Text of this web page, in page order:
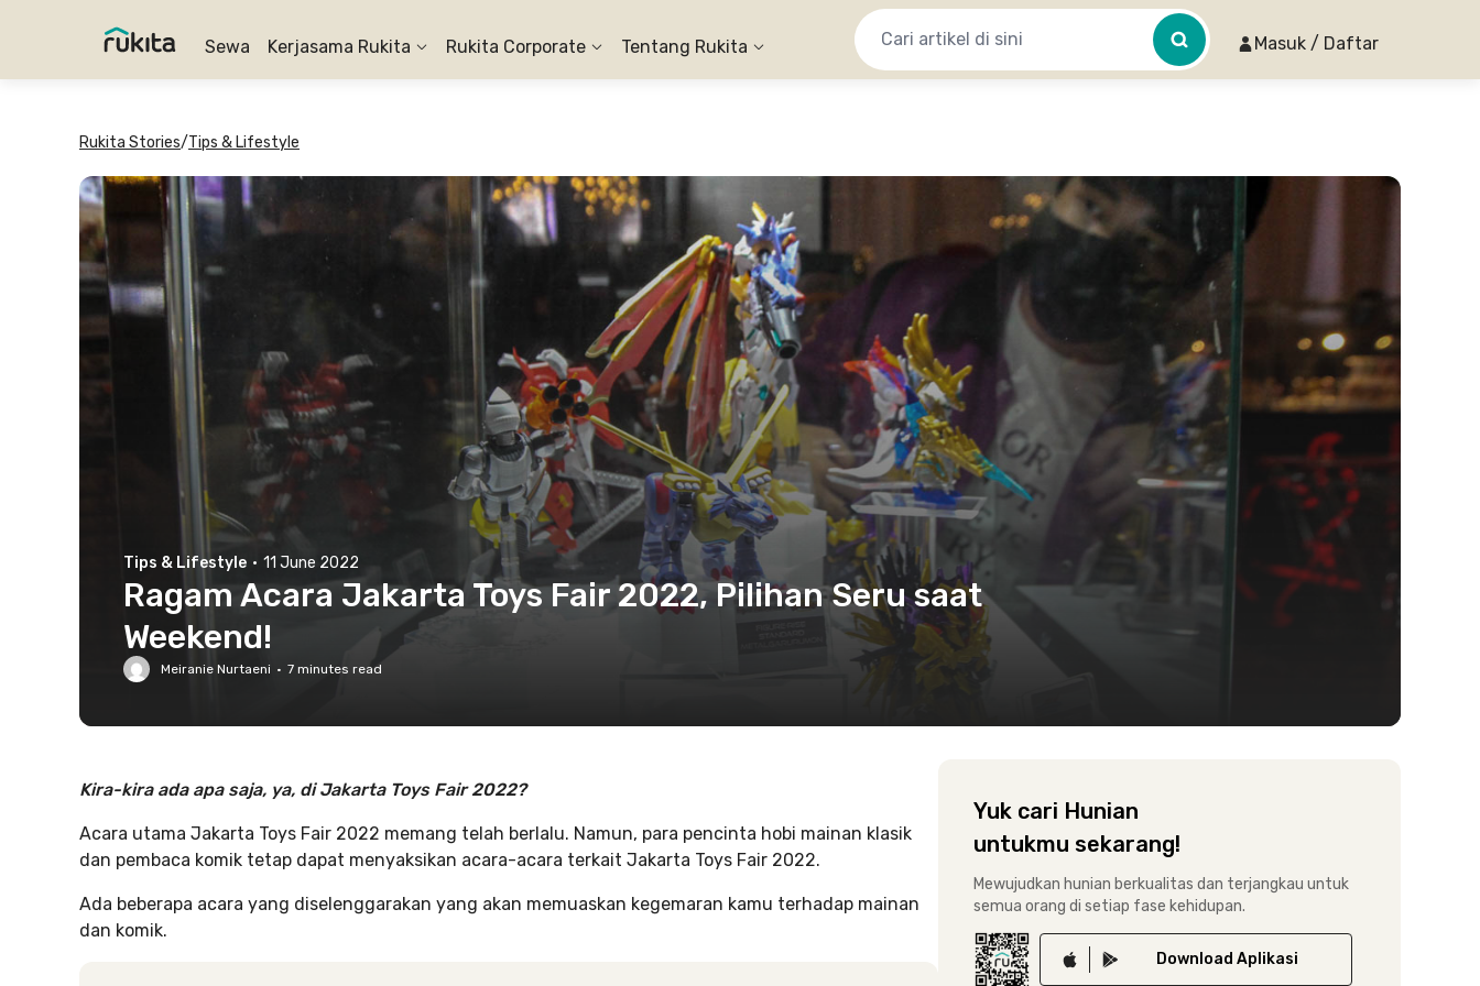
Sewa Kerjasama Rukita Rukita Corporate Tentang Rukita Masuk / Daftar
Rukita Stories/Tips & Lifestyle
Tips & Lifestyle · 11 June 2022
Ragam Acara Jakarta Toys Fair 2022, Pilihan Seru saat
Weekend!
Meiranie Nurtaeni · 7 minutes read
Kira-kira ada apa saja, ya, di Jakarta Toys Fair 2022?
Acara utama Jakarta Toys Fair 2022 memang telah berlalu. Namun, para pencinta hobi mainan klasik
dan pembaca komik tetap dapat menyaksikan acara-acara terkait Jakarta Toys Fair 2022.
Ada beberapa acara yang diselenggarakan yang akan memuaskan kegemaran kamu terhadap mainan
dan komik.
Yuk cari Hunian
untukmu sekarang!
Mewujudkan hunian berkualitas dan terjangkau untuk
semua orang di setiap fase kehidupan.
Download Aplikasi